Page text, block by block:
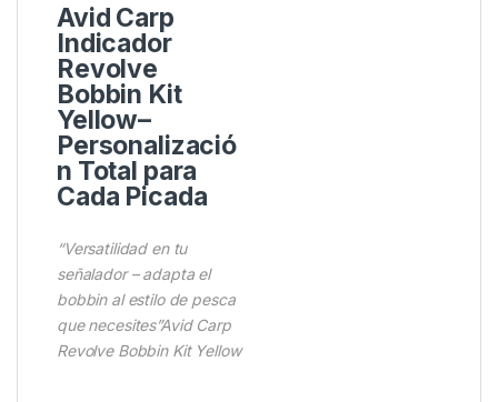
Avid Carp
Indicador
Revolve
Bobbin Kit
Yellow–
Personalizació
n Total para
Cada Picada
“Versatilidad en tu
señalador – adapta el
bobbin al estilo de pesca
que necesites”Avid Carp
Revolve Bobbin Kit Yellow